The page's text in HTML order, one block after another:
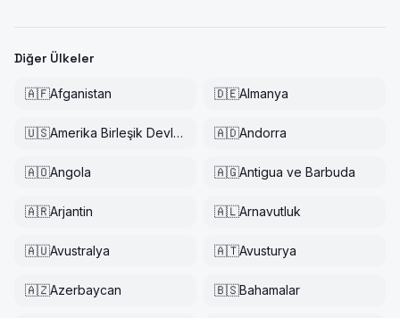
Diğer Ülkeler
🇦🇫Afganistan 🇩🇪Almanya
🇺🇸 Amerika Birleşik Devletleri 🇦🇩Andorra
🇦🇴Angola 🇦🇬Antigua ve Barbuda
🇦🇷Arjantin 🇦🇱Arnavutluk
🇦🇺Avustralya 🇦🇹Avusturya
🇦🇿Azerbaycan 🇧🇸Bahamalar